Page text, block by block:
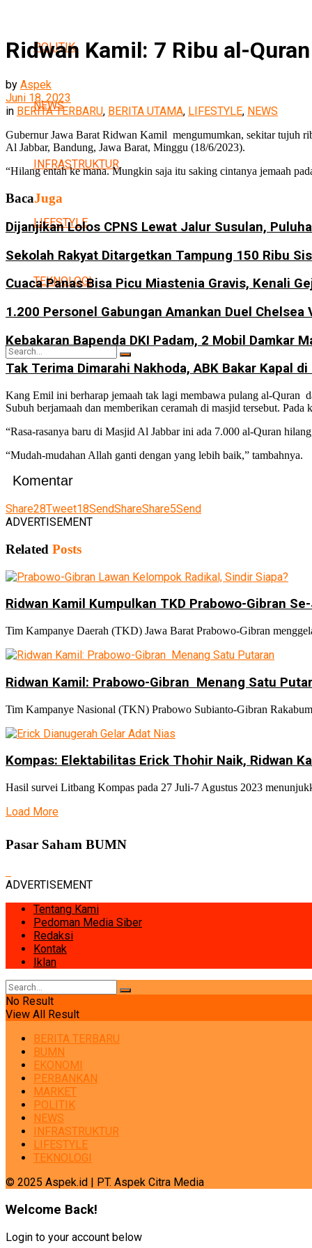
POLITIK
NEWS
INFRASTRUKTUR
LIFESTYLE
TEKNOLOGI
No Result
Ridwan Kamil: 7 Ribu al-
by Aspek
Juni 18, 2023
in BERITA TERBARU, BERITA UTAMA, LIFESTYLE, NEWS
Gubernur Jawa Barat Ridwan Kamil mengumumkan, sekitar tujuh
Al Jabbar, Bandung, Jawa Barat, Minggu (18/6/2023).
“Hilang entah ke mana. Mungkin saja itu saking cintanya jemaah
BacaJuga
Dijanjikan Lolos CPNS Lewat Jalur Susulan,
Sekolah Rakyat Ditargetkan Tampung 150 Ribu
Cuaca Panas Bisa Picu Miastenia Gravis, Kenali
1.200 Personel Gabungan Amankan Duel Chelsea
Kebakaran Bapenda DKI Padam, 2 Mobil Damkar
Tak Terima Dimarahi Nakhoda, ABK Bakar Kapal
Kang Emil ini berharap jemaah tak lagi membawa pulang al-Quran
Subuh berjamaah dan memberikan ceramah di masjid tersebut.
“Rasa-rasanya baru di Masjid Al Jabbar ini ada 7.000 al-Quran
“Mudah-mudahan Allah ganti dengan yang lebih baik,” tambahnya.
Komentar
Share28Tweet18SendShareShare5Send
ADVERTISEMENT
Related Posts
Ridwan Kamil Kumpulkan TKD Prabowo-Gibran
Tim Kampanye Daerah (TKD) Jawa Barat Prabowo-Gibran
Ridwan Kamil: Prabowo-Gibran Menang Satu
Tim Kampanye Nasional (TKN) Prabowo Subianto-Gibran
Kompas: Elektabilitas Erick Thohir Naik, Ridwan
Hasil survei Litbang Kompas pada 27 Juli-7 Agustus 2023
Load More
Pasar Saham BUMN
ADVERTISEMENT
Tentang Kami
Pedoman Media Siber
Redaksi
Kontak
Iklan
No Result
View All Result
BERITA TERBARU
BUMN
EKONOMI
PERBANKAN
MARKET
POLITIK
NEWS
INFRASTRUKTUR
LIFESTYLE
TEKNOLOGI
© 2025 Aspek.id | PT. Aspek Citra Media
Welcome Back!
Login to your account below